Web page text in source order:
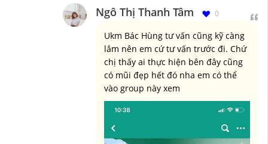
Ngô Thị Thanh Tâm 0
Ukm Bác Hùng tư vấn cũng kỹ càng
lắm nên em cứ tư vấn trước đi. Chứ
chị thấy ai thực hiện bên đây cũng
có mũi đẹp hết đó nha em có thể
vào group này xem